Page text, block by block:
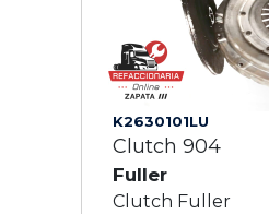
K2630101LU
Clutch 904
Fuller
Clutch Fuller